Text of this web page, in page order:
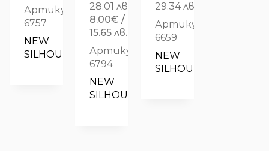
Артикул:
6757
NEW
SILHOUETTE
28.01 лв.
Original
price
was:
14.32€
28.01 лв..
8.00€ /
15.65 лв.Текущата
е:
8.00€
Артикул:
6794
NEW
SILHOUETTE
29.34 лв.
Артикул:
6659
NEW
SILHOUETTE